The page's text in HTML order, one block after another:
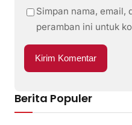
Simpan nama, email,
peramban ini untuk
Berita Populer